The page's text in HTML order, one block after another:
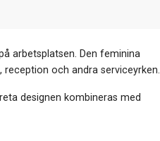
arbetsplatsen. Den feminina
och andra serviceyrken.
designen kombineras med